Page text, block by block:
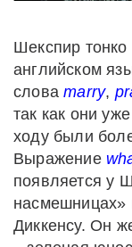
Шекспир тонко
английском
словаmarry,
так как они
ходу были
Выражение
появляется у
насмешницах»
Диккенсу. Он